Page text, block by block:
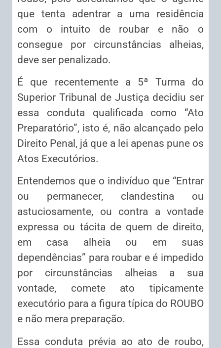
que tenta adentrar a uma residência
com o intuito de roubar e não o
consegue por circunstâncias alheias,
deve ser penalizado.
É que recentemente a 5ª Turma do
Superior Tribunal de Justiça decidiu ser
essa conduta qualificada como “Ato
Preparatório”, isto é, não alcançado pelo
Direito Penal, já que a lei apenas pune os
Atos Executórios.
Entendemos que o indivíduo que “Entrar
ou permanecer, clandestina ou
astuciosamente, ou contra a vontade
expressa ou tácita de quem de direito,
em casa alheia ou em suas
dependências” para roubar e é impedido
por circunstâncias alheias a sua
vontade, comete ato tipicamente
executório para a figura típica do ROUBO
e não mera preparação.
Essa conduta prévia ao ato de roubo,